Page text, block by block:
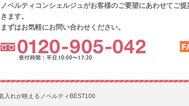
ノベルティコンシェルジュがお客様のご要望にあわせてご
きます。
まずはお気軽にお問い合わせください。